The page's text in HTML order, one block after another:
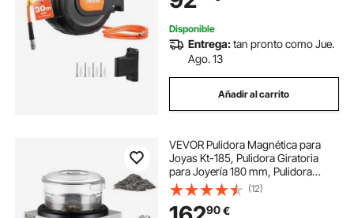
silla yoga inversiones Disponible
Entrega:tan pronto como Jue.
Ago. 13
Añadir al carrito
VEVOR Pulidora Magnética para
Joyas Kt-185, Pulidora Giratoria
para Joyería 180 mm, Pulidora
Profesional de Tambor Giratorio
Rotación Bidireccional 2000 RPM
Pulidor de Joyas con Vaso
(12)
90€